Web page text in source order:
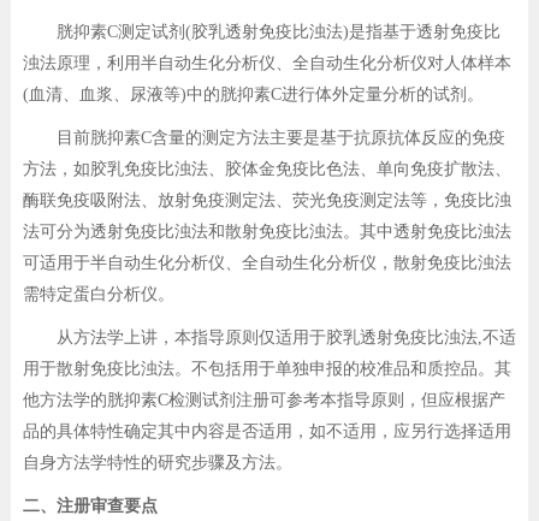
胱抑素C测定试剂(胶乳透射免疫比浊法)是指基于透射免疫比
浊法原理，利用半自动生化分析仪、全自动生化分析仪对人体样本
(血清、血浆、尿液等)中的胱抑素C进行体外定量分析的试剂。
目前胱抑素C含量的测定方法主要是基于抗原抗体反应的免疫
方法，如胶乳免疫比浊法、胶体金免疫比色法、单向免疫扩散法、
酶联免疫吸附法、放射免疫测定法、荧光免疫测定法等，免疫比浊
法可分为透射免疫比浊法和散射免疫比浊法。其中透射免疫比浊法
可适用于半自动生化分析仪、全自动生化分析仪，散射免疫比浊法
需特定蛋白分析仪。
从方法学上讲，本指导原则仅适用于胶乳透射免疫比浊法,不适
用于散射免疫比浊法。不包括用于单独申报的校准品和质控品。其
他方法学的胱抑素C检测试剂注册可参考本指导原则，但应根据产
品的具体特性确定其中内容是否适用，如不适用，应另行选择适用
自身方法学特性的研究步骤及方法。
二、注册审查要点